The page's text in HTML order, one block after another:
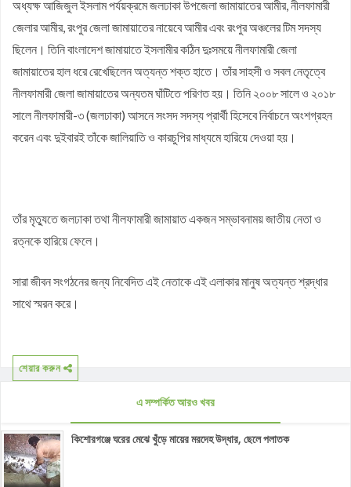
অধ্যক্ষ আজিজুল ইসলাম পর্যয়ক্রমে জলঢাকা উপজেলা জামায়াতের আমীর, নীলফামারী
জেলার আমীর, রংপুর জেলা জামায়াতের নায়েবে আমীর এবং রংপুর অঞ্চলের টিম সদস্য
ছিলেন। তিনি বাংলাদেশ জামায়াতে ইসলামীর কঠিন দুঃসময়ে নীলফামারী জেলা
জামায়াতের হাল ধরে রেখেছিলেন অত্যন্ত শক্ত হাতে। তাঁর সাহসী ও সবল নেতৃত্বে
নীলফামারী জেলা জামায়াতের অন্যতম ঘাঁটিতে পরিণত হয়। তিনি ২০০৮ সালে ও ২০১৮
সালে নীলফামারী-৩ (জলঢাকা) আসনে সংসদ সদস্য প্রার্থী হিসেবে নির্বাচনে অংশগ্রহন
করেন এবং দুইবারই তাঁকে জালিয়াতি ও কারচুপির মাধ্যমে হারিয়ে দেওয়া হয়।
তাঁর মৃত্যুতে জলঢাকা তথা নীলফামারী জামায়াত একজন সম্ভাবনাময় জাতীয় নেতা ও
রত্নকে হারিয়ে ফেলে।
সারা জীবন সংগঠনের জন্য নিবেদিত এই নেতাকে এই এলাকার মানুষ অত্যন্ত শ্রদ্ধার
সাথে স্মরন করে।
শেয়ার করুন
এ সম্পর্কিত আরও খবর
কিশোরগঞ্জে ঘরের মেঝে খুঁড়ে মায়ের মরদেহ উদ্ধার, ছেলে পলাতক